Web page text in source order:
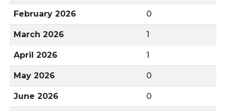
February 2026 0
March 2026 1
April 2026 1
May 2026 0
June 2026 0